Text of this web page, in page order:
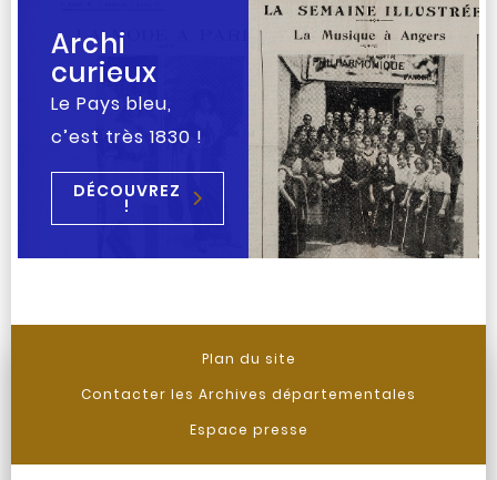
Archi
curieux
Le Pays bleu,
c’est très 1830 !
DÉCOUVREZ
!
Plan du site
Contacter les Archives départementales
Espace presse